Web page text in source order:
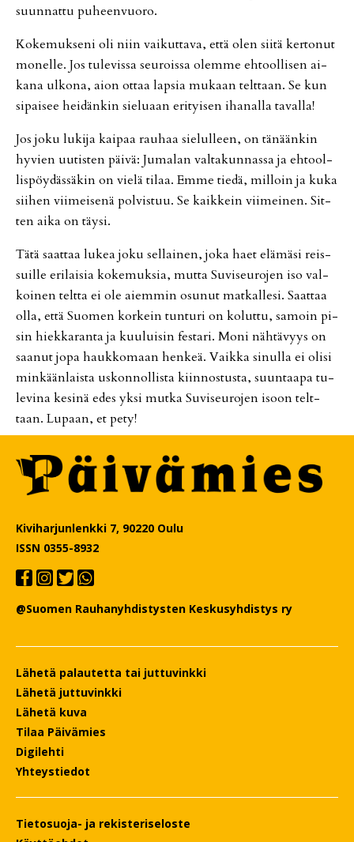
suun­nat­tu pu­heen­vuo­ro.
Ko­ke­muk­se­ni oli niin vai­kut­ta­va, et­tä olen sii­tä ker­to­nut
mo­nel­le. Jos tu­le­vis­sa seu­rois­sa olem­me eh­tool­li­sen ai­
ka­na ul­ko­na, ai­on ot­taa lap­sia mu­kaan telt­taan. Se kun
si­pai­see hei­dän­kin sie­lu­aan eri­tyi­sen iha­nal­la ta­val­la!
Jos joku lu­ki­ja kai­paa rau­haa sie­lul­leen, on tä­nään­kin
hy­vien uu­tis­ten päi­vä: Ju­ma­lan val­ta­kun­nas­sa ja eh­tool­
lis­pöy­däs­sä­kin on vie­lä ti­laa. Em­me tie­dä, mil­loin ja kuka
sii­hen vii­mei­se­nä pol­vis­tuu. Se kaik­kein vii­mei­nen. Sit­
ten ai­ka on täy­si.
Tätä saat­taa lu­kea joku sel­lai­nen, joka haet elä­mä­si reis­
suil­le eri­lai­sia ko­ke­muk­sia, mut­ta Su­vi­seu­ro­jen iso val­
koi­nen telt­ta ei ole ai­em­min osu­nut mat­kal­le­si. Saat­taa
ol­la, et­tä Suo­men kor­kein tun­tu­ri on ko­lut­tu, sa­moin pi­
sin hiek­ka­ran­ta ja kuu­lui­sin fes­ta­ri. Moni näh­tä­vyys on
saa­nut jopa hauk­ko­maan hen­keä. Vaik­ka si­nul­la ei oli­si
min­kään­lais­ta us­kon­nol­lis­ta kiin­nos­tus­ta, suun­taa­pa tu­
le­vi­na ke­si­nä edes yk­si mut­ka Su­vi­seu­ro­jen isoon telt­
taan. Lu­paan, et pety!
Kiviharjunlenkki 7, 90220 Oulu
ISSN 0355-8932
@Suomen Rauhanyhdistysten Keskusyhdistys ry
Lähetä palautetta tai juttuvinkki
Lähetä juttuvinkki
Lähetä kuva
Tilaa Päivämies
Digilehti
Yhteystiedot
Tietosuoja- ja rekisteriseloste